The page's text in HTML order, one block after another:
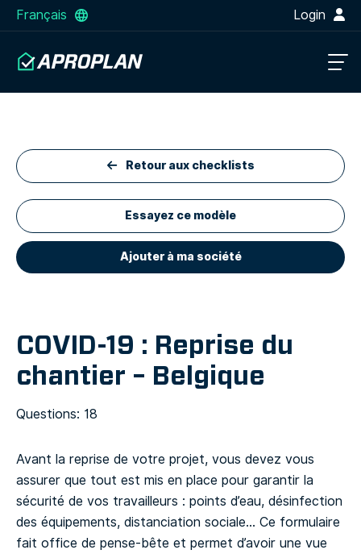
Français Login
Retour aux checklists
Essayez ce modèle
Ajouter à ma société
COVID-19 : Reprise du
chantier – Belgique
Questions: 18
Avant la reprise de votre projet, vous devez vous
assurer que tout est mis en place pour garantir la
sécurité de vos travailleurs : points d’eau, désinfection
des équipements, distanciation sociale… Ce formulaire
fait office de pense-bête et permet d’avoir une vue